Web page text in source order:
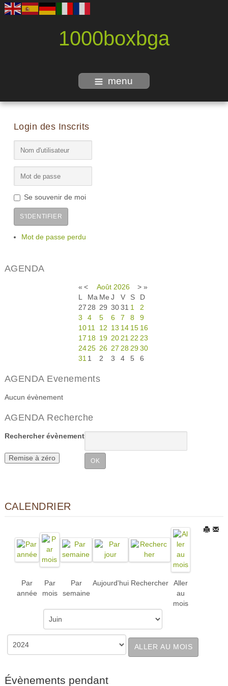
1000boxbga
menu
Login des Inscrits
Se souvenir de moi
S'IDENTIFIER
Mot de passe perdu
AGENDA
« < Août 2026 > »
L
Ma Me J V S
D
27 28 29 30 31 1
2
3
4 5 6 7 8
9
10 11 12 13 14 15 16
17 18 19 20 21 22 23
2425 26 27 28 29 30
31 1 2 3 4 5 6
AGENDA Evenements
Aucun évènement
AGENDA Recherche
Rechercher évènement
CALENDRIER
Par
année
Par
mois
Par
semaine
Aujourd'hui Rechercher
Aller
au
mois
ALLER AU MOIS
Évènements pendant